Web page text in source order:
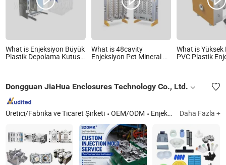
What is Enjeksiyon Büyük
Plastik Depolama Kutusu
What is 48cavity
Enjeksiyon Pet Mineral Su
What is Yüksek
PVC Plastik
Dongguan JiaHua Enclosures Technology Co., Ltd.
Üretici/Fabrika ve Ticaret Şirketi OEM/ODM Enjeksiyon Kalıplama Daha Fazla +